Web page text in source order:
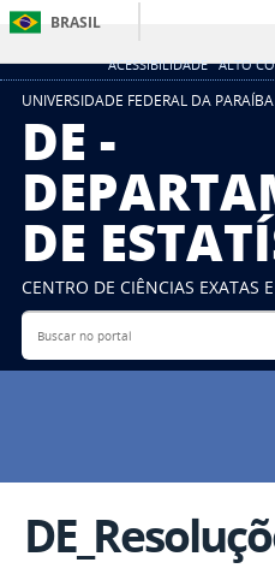
ACESSIBILIDADE ALTO
BRASIL
UNIVERSIDADE FEDERAL DA
DE -
DE
CENTRO DE CIÊNCIAS EXATAS
Buscar no portal